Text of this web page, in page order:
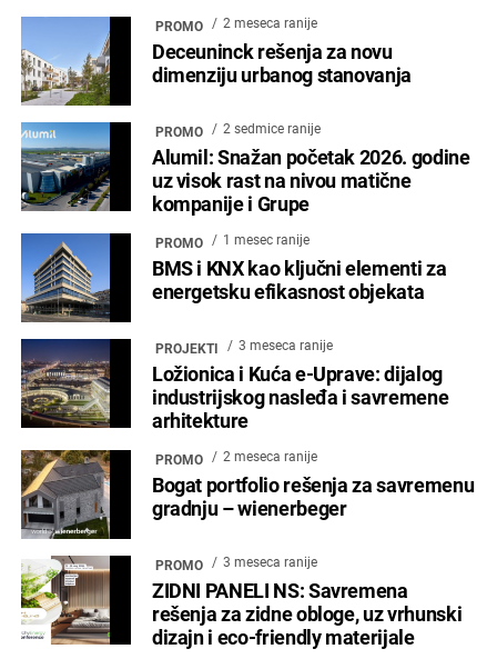
PROMO 2 meseca ranije
Deceuninck rešenja za novu
dimenziju urbanog stanovanja
PROMO 2 sedmice ranije
Alumil: Snažan početak 2026. godine
uz visok rast na nivou matične
kompanije i Grupe
PROMO 1 mesec ranije
BMS i KNX kao ključni elementi za
energetsku efikasnost objekata
PROJEKTI 3 meseca ranije
Ložionica i Kuća e-Uprave: dijalog
industrijskog nasleđa i savremene
arhitekture
PROMO 2 meseca ranije
Bogat portfolio rešenja za savremenu
gradnju – wienerbeger
PROMO 3 meseca ranije
ZIDNI PANELI NS: Savremena
rešenja za zidne obloge, uz vrhunski
dizajn i eco-friendly materijale